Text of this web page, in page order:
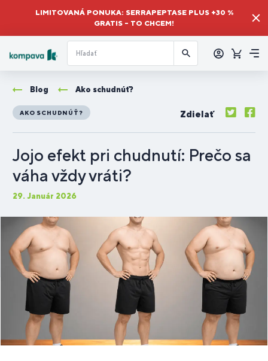
LIMITOVANÁ PONUKA: SERRAPEPTASE PLUS +30 %
GRATIS – TO CHCEM!
sa
Košík
Blog Ako schudnúť?
AKO SCHUDNÚŤ? Zdielať
Jojo efekt pri chudnutí: Prečo sa
váha vždy vráti?
29. Január 2026